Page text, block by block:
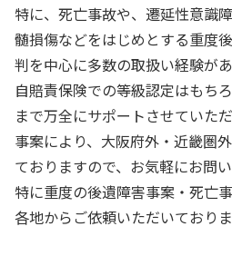
特に、死亡事故や、遷延性意識
髄損傷などをはじめとする重度
判を中心に多数の取扱い経験があ
自賠責保険での等級認定はもち
まで万全にサポートさせていただ
事案により、大阪府外・近畿圏
ておりますので、お気軽にお問
特に重度の後遺障害事案・死亡
各地からご依頼いただいておりま